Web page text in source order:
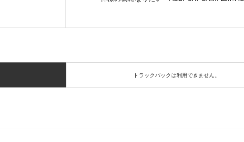
トラックバックは利用できません。